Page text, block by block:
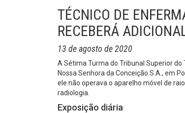
TÉCNICO DE
RECEBERÁ
13 de agosto de 2020
A Sétima Turma do Tribunal Superior
Nossa Senhora da Conceição S.A., em
ele não operava o aparelho móvel de
radiologia.
Exposição diária